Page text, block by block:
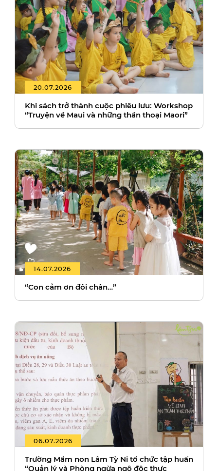
20.07.2026
Khi sách trở thành cuộc phiêu lưu: Workshop
“Truyện về Maui và những thần thoại Maori”
14.07.2026
“Con cảm ơn đôi chân…”
06.07.2026
Trường Mầm non Lâm Tỳ Ni tổ chức tập huấn
“Quản lý và Phòng ngừa ngộ độc thực